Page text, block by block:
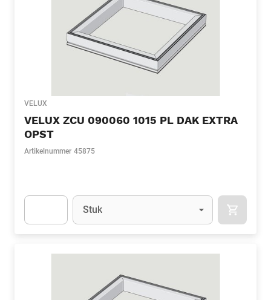
VELUX
VELUX ZCU 090060 1015 PL DAK EXTRA
OPST
Artikelnummer 45875
Eenheid
Stuk